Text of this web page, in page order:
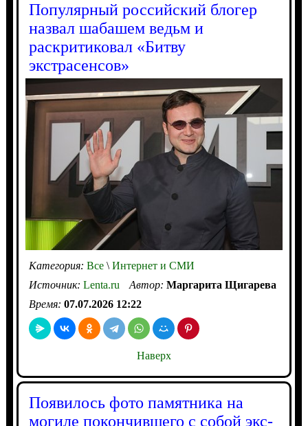
Популярный российский блогер
назвал шабашем ведьм и
раскритиковал «Битву
экстрасенсов»
Категория: Все\Интернет и СМИ
Источник: Lenta.ru Автор: Маргарита Щигарева
Время: 07.07.2026 12:22
Наверх
Появилось фото памятника на
могиле покончившего с собой экс-